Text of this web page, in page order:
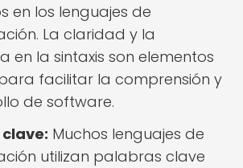
en los lenguajes de
La claridad y la
en la sintaxis son elementos
facilitar la comprensión y
de software.
Muchos lenguajes de
utilizan palabras clave